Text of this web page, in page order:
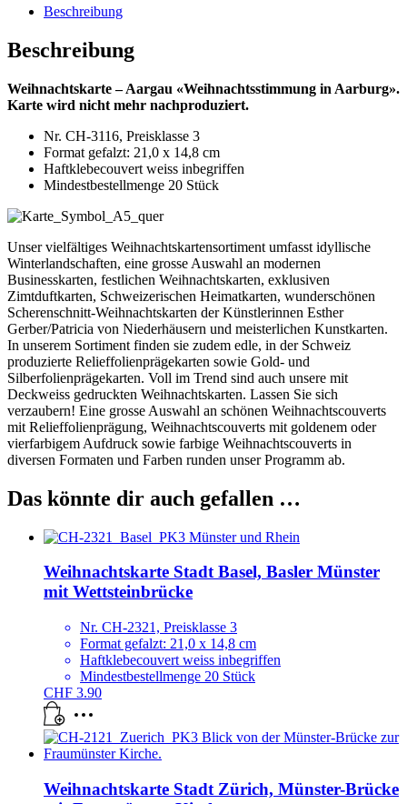
Beschreibung
Beschreibung
Weihnachtskarte – Aargau «Weihnachtsstimmung in Aarburg».
Karte wird nicht mehr nachproduziert.
Nr. CH-3116, Preisklasse 3
Format gefalzt: 21,0 x 14,8 cm
Haftklebecouvert weiss inbegriffen
Mindestbestellmenge 20 Stück
Unser vielfältiges Weihnachtskartensortiment umfasst idyllische
Winterlandschaften, eine grosse Auswahl an modernen
Businesskarten, festlichen Weihnachtskarten, exklusiven
Zimtduftkarten, Schweizerischen Heimatkarten, wunderschönen
Scherenschnitt-Weihnachtskarten der Künstlerinnen Esther
Gerber/Patricia von Niederhäusern und meisterlichen Kunstkarten.
In unserem Sortiment finden sie zudem edle, in der Schweiz
produzierte Relieffolienprägekarten sowie Gold- und
Silberfolienprägekarten. Voll im Trend sind auch unsere mit
Deckweiss gedruckten Weihnachtskarten. Lassen Sie sich
verzaubern! Eine grosse Auswahl an schönen Weihnachtscouverts
mit Relieffolienprägung, Weihnachtscouverts mit goldenem oder
vierfarbigem Aufdruck sowie farbige Weihnachtscouverts in
diversen Formaten und Farben runden unser Programm ab.
Das könnte dir auch gefallen …
Weihnachtskarte Stadt Basel, Basler Münster
mit Wettsteinbrücke
Nr. CH-2321, Preisklasse 3
Format gefalzt: 21,0 x 14,8 cm
Haftklebecouvert weiss inbegriffen
Mindestbestellmenge 20 Stück
CHF 3.90
Weihnachtskarte Stadt Zürich, Münster-Brücke